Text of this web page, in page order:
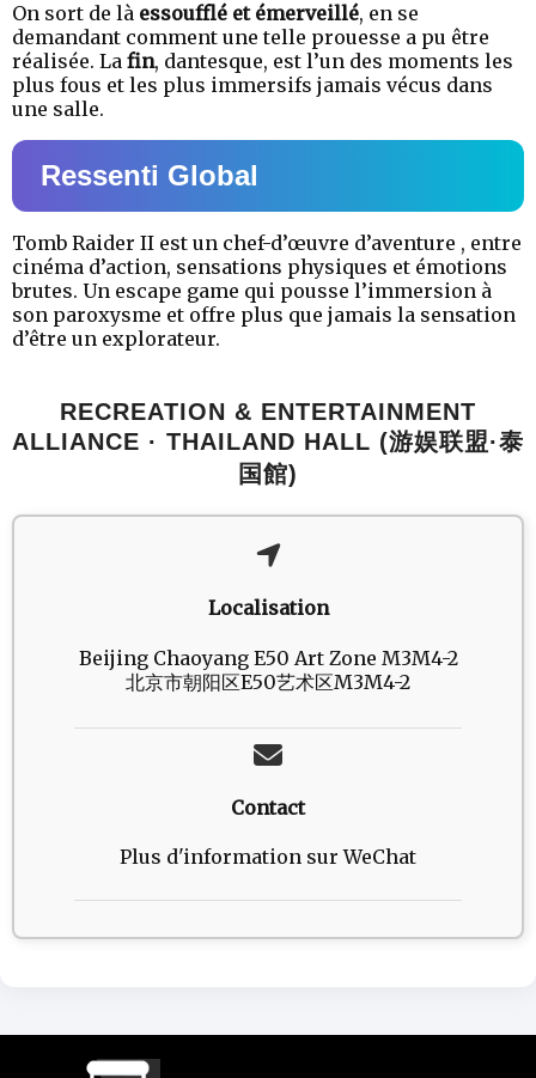
On sort de là essoufflé et émerveillé, en se
demandant comment une telle prouesse a pu être
réalisée. La fin, dantesque, est l’un des moments les
plus fous et les plus immersifs jamais vécus dans
une salle.
Ressenti Global
Tomb Raider II est un chef-d’œuvre d’aventure , entre
cinéma d’action, sensations physiques et émotions
brutes. Un escape game qui pousse l’immersion à
son paroxysme et offre plus que jamais la sensation
d’être un explorateur.
RECREATION & ENTERTAINMENT
ALLIANCE · THAILAND HALL (游娱联盟·泰
国館)
Localisation
Beijing Chaoyang E50 Art Zone M3M4-2
北京市朝阳区E50艺术区M3M4-2
Contact
Plus d'information sur WeChat